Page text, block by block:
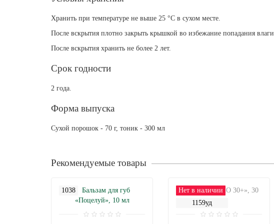
Хранить при температуре не выше 25 °С в сухом месте.
После вскрытия плотно закрыть крышкой во избежание попадания влаги.
После вскрытия хранить не более 2 лет.
Срок годности
2 года.
Форма выпуска
Сухой порошок - 70 г, тоник - 300 мл
Рекомендуемые товары
1038
Нет в наличии
1159уд